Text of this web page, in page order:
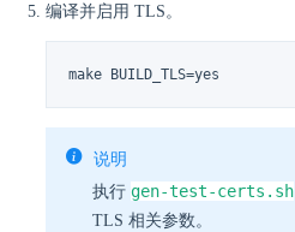
编译并启用 TLS。
make BUILD_TLS=yes
说明
执行 gen-test-certs.sh
TLS 相关参数。